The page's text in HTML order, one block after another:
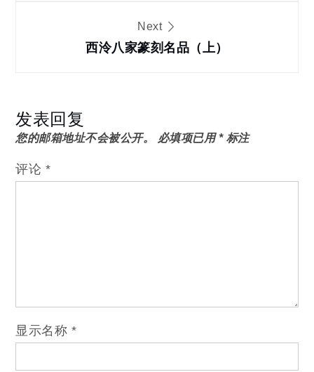
Next
西泠八家篆刻名品（上）
发表回复
您的邮箱地址不会被公开。 必填项已用*标注
评论 *
显示名称 *